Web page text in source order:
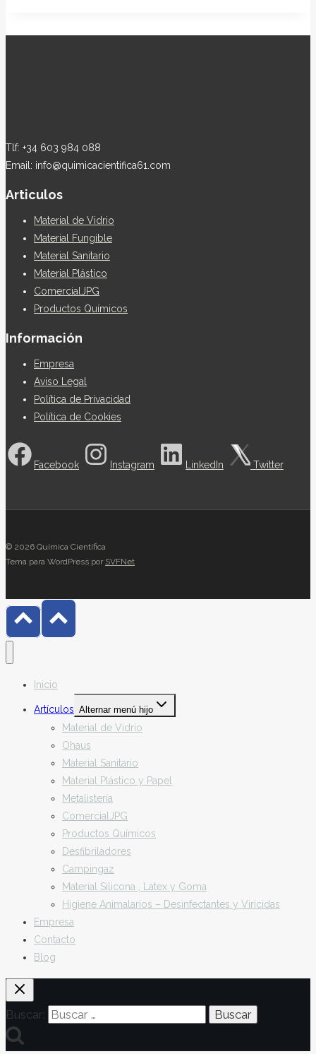
Tlf: +34 603 984 088
Email: info@quimicacientifica61.com
Articulos
Material de Vidrio
Material Fungible
Material Sanitario
Material Plástico
ComercialJPG
Productos Químicos
Información
Empresa
Aviso Legal
Política de Privacidad
Política de Cookies
Facebook Instagram LinkedIn Twitter
© 2026 Química Científica
Tema para WordPress por SVFNet
Inicio
Artículos Alternar menú hijo
Material de Vidrio
Ohaus
Material Sanitario
Material Plástico y Papel
Metalistería
ComercialJPG
Productos Químicos
Desfibriladores
Campingaz
Material Silicona , Latex y Goma
Higiene Animalarios – Desinfectantes y Viricidas
Empresa
Contacto
Blog
Buscar: